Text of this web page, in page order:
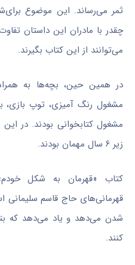
ثمر می‌رساند. این موضوع
چقدر با مادران این داستان
می‌توانند از این کتاب بگیرند.
در همین حین، بچه‌ها به
مشغول رنگ آمیزی، توپ بازی،
زیر ۶ سال مهمان بودند.
کتاب «قهرمان به شکل
قهرمانی‌های حاج قاسم سلیمانی
شدن می‌دهد و یاد می‌دهد که
کنند.